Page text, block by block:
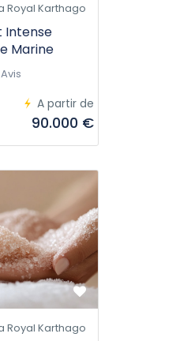
Royal Karthago
Intense
Marine
A partir de
90.000 €
Royal Karthago